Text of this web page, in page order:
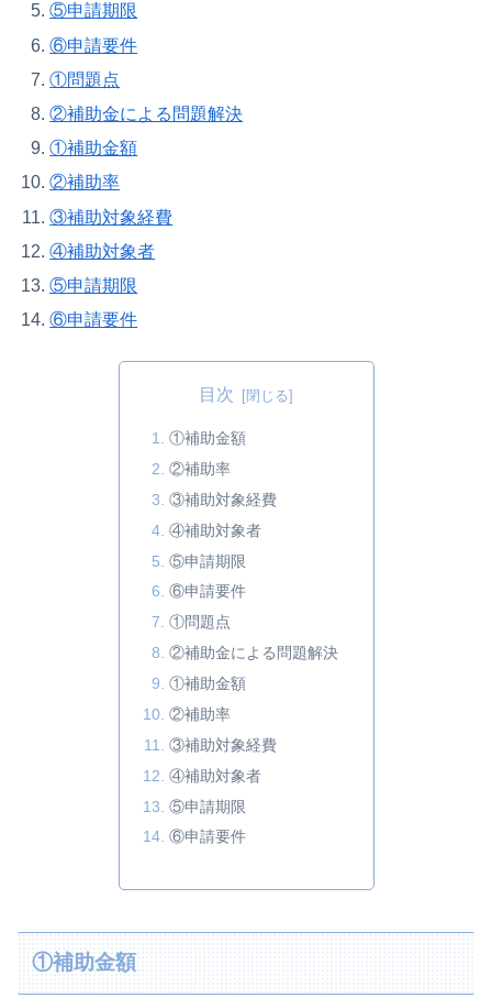
⑤申請期限
⑥申請要件
①問題点
②補助金による問題解決
①補助金額
②補助率
③補助対象経費
④補助対象者
⑤申請期限
⑥申請要件
目次
①補助金額
②補助率
③補助対象経費
④補助対象者
⑤申請期限
⑥申請要件
①問題点
②補助金による問題解決
①補助金額
②補助率
③補助対象経費
④補助対象者
⑤申請期限
⑥申請要件
①補助金額